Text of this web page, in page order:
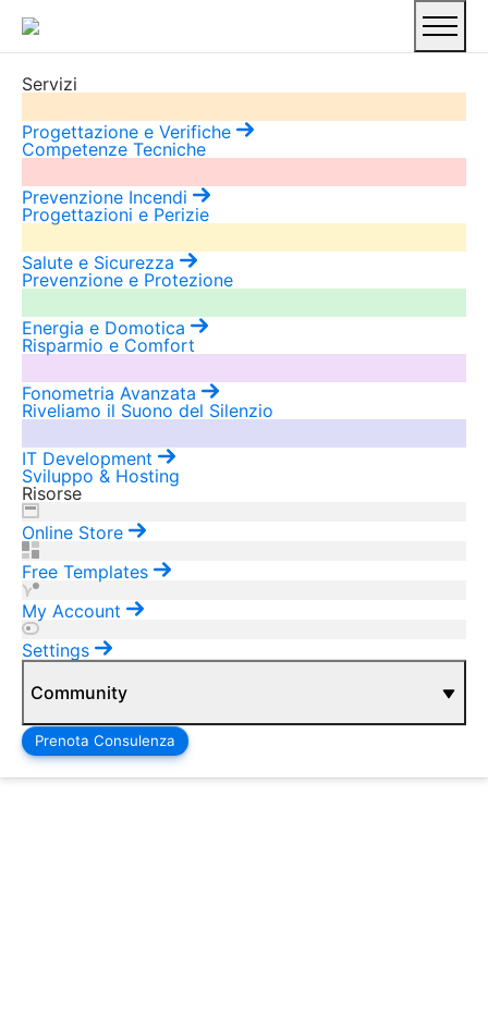
Servizi
Progettazione e Verifiche
Competenze Tecniche
Prevenzione Incendi
Progettazioni e Perizie
Salute e Sicurezza
Prevenzione e Protezione
Energia e Domotica
Risparmio e Comfort
Fonometria Avanzata
Riveliamo il Suono del Silenzio
IT Development
Sviluppo & Hosting
Risorse
Online Store
Free Templates
My Account
Settings
Community
Prenota Consulenza